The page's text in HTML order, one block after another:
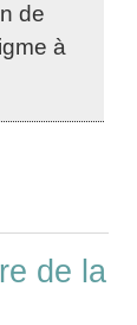
de
à
de la